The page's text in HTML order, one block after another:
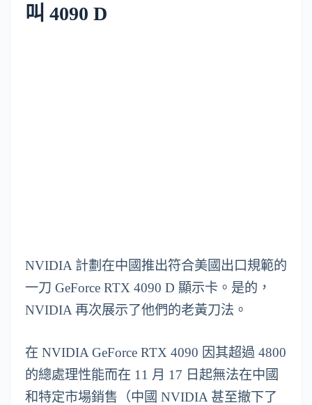
叫 4090 D
NVIDIA 計劃在中國推出符合美國出口規範的
一刀 GeForce RTX 4090 D 顯示卡。是的，
NVIDIA 再次展示了他們的老黃刀法。
在 NVIDIA GeForce RTX 4090 因其超過 4800
的總處理性能而在 11 月 17 日起無法在中國
和特定市場銷售（中國 NVIDIA 甚至撤下了